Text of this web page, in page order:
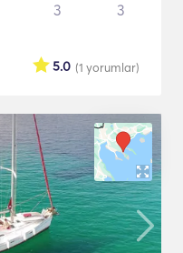
3 3
(1 yorumlar)
5.0